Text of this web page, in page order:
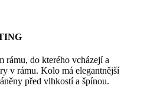
rámu, do kterého vcházejí a
v rámu. Kolo má elegantnější
před vlhkostí a špínou.